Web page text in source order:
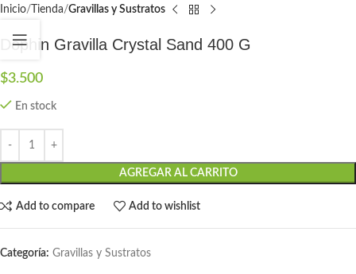
Inicio Tienda Gravillas y Sustratos
Dophin Gravilla Crystal Sand 400 G
$3.500
En stock
AGREGAR AL CARRITO
Add to compare Add to wishlist
Categoría: Gravillas y Sustratos